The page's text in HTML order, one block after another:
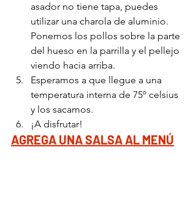
asador no tiene tapa, puedes
utilizar una charola de aluminio.
Ponemos los pollos sobre la parte
del hueso en la parrilla y el pellejo
viendo hacia arriba.
Esperamos a que llegue a una
temperatura interna de 75º celsius
y los sacamos.
¡A disfrutar!
AGREGA UNA SALSA AL MENÚ